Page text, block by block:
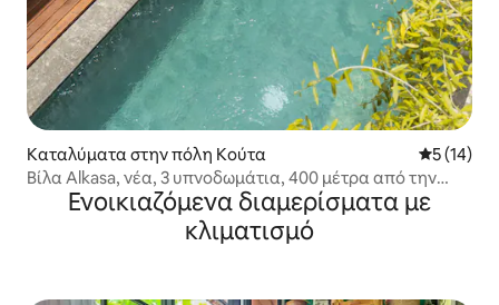
Καταλύματα στην πόλη Κούτα Μέση
5 (14)
Βίλα Alkasa, νέα, 3 υπνοδωμάτια, 400 μέτρα από την
παραλίαΕνοικιαζόμενα διαμερίσματα με
κλιματισμό